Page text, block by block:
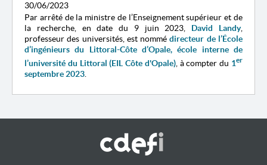
30/06/2023
Par arrêté de la ministre de l’Enseignement supérieur et de
la recherche, en date du 9 juin 2023, David Landy,
professeur des universités, est nommédirecteur de l’École
d’ingénieurs du Littoral-Côte d’Opale, école interne de
l’université du Littoral (EIL Côte d'Opale), à compter du 1er
septembre 2023